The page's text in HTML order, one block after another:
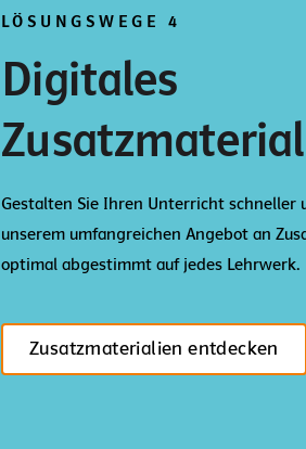
LÖSUNGSWEGE 4
Digitales
Zusatzmaterial
Gestalten Sie Ihren Unterricht schneller
unserem umfangreichen Angebot an
optimal abgestimmt auf jedes Lehrwerk.
Zusatzmaterialien entdecken